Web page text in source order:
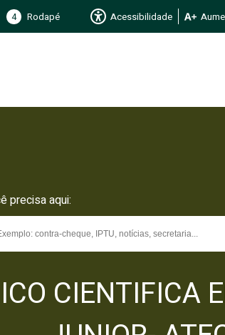
4 Rodapé Acessibilidade
precisa aqui:
CIENTIFICA